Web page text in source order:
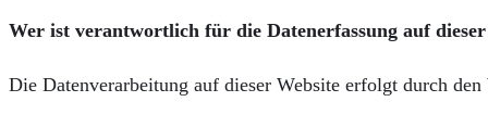
Wer ist verantwortlich für die Datenerfassung auf dieser
Die Datenverarbeitung auf dieser Website erfolgt durch